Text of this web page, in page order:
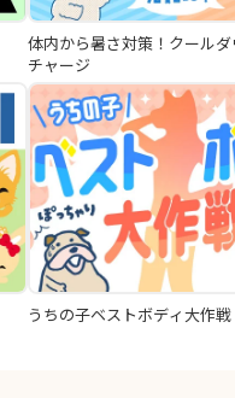
体内から暑さ対策！クール
チャージ
うちの子ベストボディ大作戦